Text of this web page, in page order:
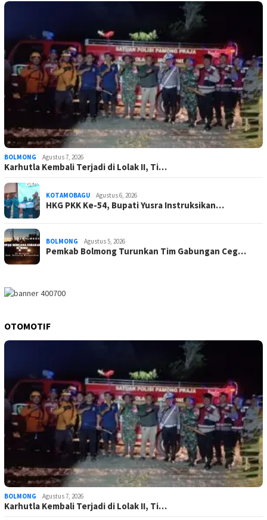
BOLMONG Agustus 7, 2026
Karhutla Kembali Terjadi di Lolak II, Ti…
KOTAMOBAGU Agustus 6, 2026
HKG PKK Ke-54, Bupati Yusra Instruksikan…
BOLMONG Agustus 5, 2026
Pemkab Bolmong Turunkan Tim Gabungan Ceg…
OTOMOTIF
BOLMONG Agustus 7, 2026
Karhutla Kembali Terjadi di Lolak II, Ti…